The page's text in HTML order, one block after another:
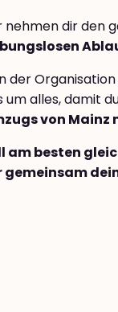
nehmen dir den
der
um alles, damit
von Mainz
am besten
gemeinsam